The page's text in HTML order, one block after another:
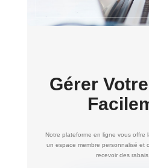
Gérer
Notre plateforme en ligne vous offre
un espace membre personnalisé et
recevoir des